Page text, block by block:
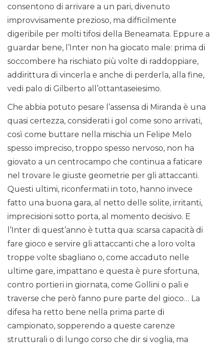
consentono di arrivare a un pari, divenuto
improvvisamente prezioso, ma difficilmente
digeribile per molti tifosi della Beneamata. Eppure a
guardar bene, l’Inter non ha giocato male: prima di
soccombere ha rischiato più volte di raddoppiare,
addirittura di vincerla e anche di perderla, alla fine,
vedi palo di Gilberto all’ottantaseiesimo.
Che abbia potuto pesare l’assensa di Miranda è una
quasi certezza, considerati i gol come sono arrivati,
così come buttare nella mischia un Felipe Melo
spesso impreciso, troppo spesso nervoso, non ha
giovato a un centrocampo che continua a faticare
nel trovare le giuste geometrie per gli attaccanti.
Questi ultimi, riconfermati in toto, hanno invece
fatto una buona gara, al netto delle solite, irritanti,
imprecisioni sotto porta, al momento decisivo. E
l’Inter di quest’anno è tutta qua: scarsa capacità di
fare gioco e servire gli attaccanti che a loro volta
troppe volte sbagliano o, come accaduto nelle
ultime gare, impattano e questa è pure sfortuna,
contro portieri in giornata, come Gollini o pali e
traverse che però fanno pure parte del gioco… La
difesa ha retto bene nella prima parte di
campionato, sopperendo a queste carenze
strutturali o di lungo corso che dir si voglia, ma